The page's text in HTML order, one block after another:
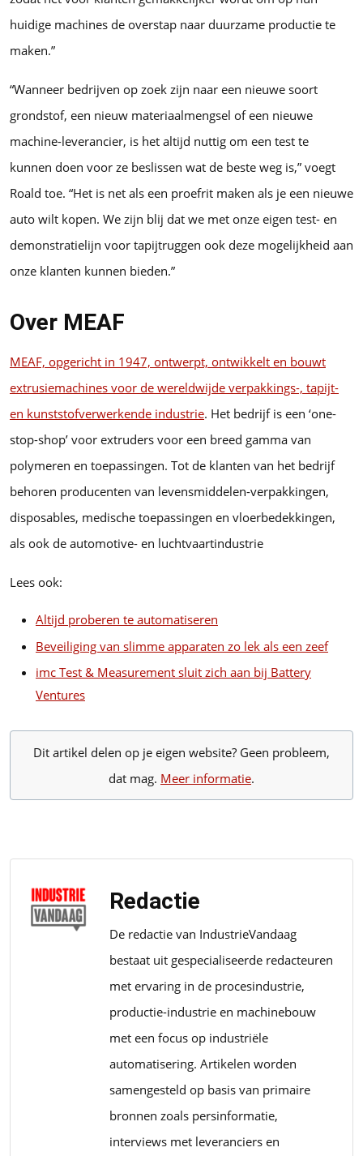
huidige machines de overstap naar duurzame productie te
maken.”
“Wanneer bedrijven op zoek zijn naar een nieuwe soort
grondstof, een nieuw materiaalmengsel of een nieuwe
machine-leverancier, is het altijd nuttig om een test te
kunnen doen voor ze beslissen wat de beste weg is,” voegt
Roald toe. “Het is net als een proefrit maken als je een nieuwe
auto wilt kopen. We zijn blij dat we met onze eigen test- en
demonstratielijn voor tapijtruggen ook deze mogelijkheid aan
onze klanten kunnen bieden.”
Over MEAF
MEAF, opgericht in 1947, ontwerpt, ontwikkelt en bouwt
extrusiemachines voor de wereldwijde verpakkings-, tapijt-
en kunststofverwerkende industrie. Het bedrijf is een ‘one-
stop-shop’ voor extruders voor een breed gamma van
polymeren en toepassingen. Tot de klanten van het bedrijf
behoren producenten van levensmiddelen-verpakkingen,
disposables, medische toepassingen en vloerbedekkingen,
als ook de automotive- en luchtvaartindustrie
Lees ook:
Altijd proberen te automatiseren
Beveiliging van slimme apparaten zo lek als een zeef
imc Test & Measurement sluit zich aan bij Battery
Ventures
Dit artikel delen op je eigen website? Geen probleem,
dat mag. Meer informatie.
Redactie
De redactie van IndustrieVandaag
bestaat uit gespecialiseerde redacteuren
met ervaring in de procesindustrie,
productie-industrie en machinebouw
met een focus op industriële
automatisering. Artikelen worden
samengesteld op basis van primaire
bronnen zoals persinformatie,
interviews met leveranciers en